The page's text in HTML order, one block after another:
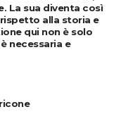
La sua diventa così
alla storia e
qui non è solo
necessaria e